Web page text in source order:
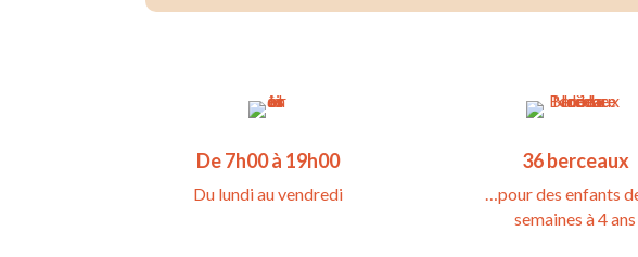
De 7h00 à 19h00
Du lundi au vendredi
36 berceaux
…pour des enfants
semaines à 4 ans